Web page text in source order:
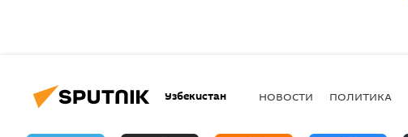
Узбекистан НОВОСТИ ПОЛИТИКА